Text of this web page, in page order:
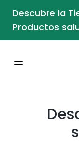
Descubre la
Productos